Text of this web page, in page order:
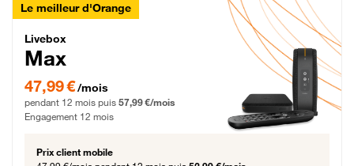
Le meilleur d'Orange
Livebox Max Fibre
Livebox
Max
47,99 € par mois pendant 12 mois puis 57,99 € par mois, Engagement 12 mois
47,99 €/mois
pendant 12 mois puis 57,99 €/mois
Engagement 12 mois
Prix client mobile